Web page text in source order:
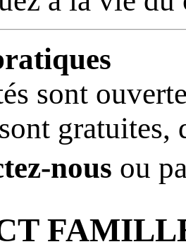
sont
nous ou